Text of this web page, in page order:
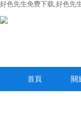
好色先生免费下载,好色先
首頁 關